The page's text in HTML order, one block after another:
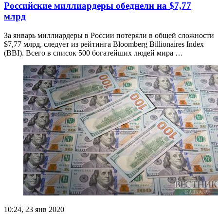
Российские миллиардеры обеднели на $7,77
млрд
За январь миллиардеры в России потеряли в общей сложности
$7,77 млрд, следует из рейтинга Bloomberg Billionaires Index
(BBI). Всего в список 500 богатейших людей мира …
10:24, 23 янв 2020